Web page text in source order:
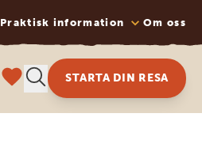
Praktisk information Om oss
STARTA DIN RESA